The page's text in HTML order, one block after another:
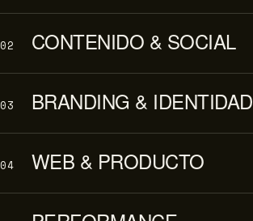
02 CONTENIDO & SOCIAL
03 BRANDING & IDENTIDAD
04 WEB & PRODUCTO